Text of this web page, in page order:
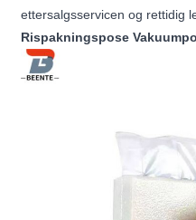
ettersalgsservicen og rettidig
Rispakningspose